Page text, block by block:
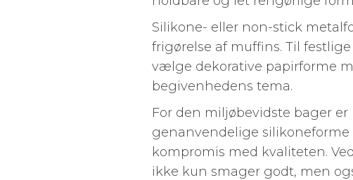
Silikone- eller non-stick
frigørelse af muffins. Til
vælge dekorative papirforme
begivenhedens tema.
For den miljøbevidste bager
genanvendelige
kompromis med kvaliteten.
ikke kun smager godt, men